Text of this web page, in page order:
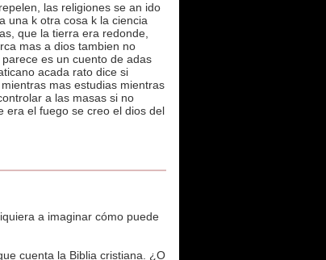
las religiones se an ido
una k otra cosa k la ciencia
que la tierra era redonde,
mas a dios tambien no
es un cuento de adas
acada rato dice si
mas estudias mientras
a las masas si no
era el fuego se creo el dios del
a imaginar cómo puede
cuenta la Biblia cristiana. ¿O